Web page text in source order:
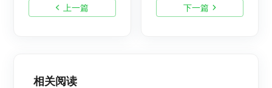
上一篇 下一篇
相关阅读